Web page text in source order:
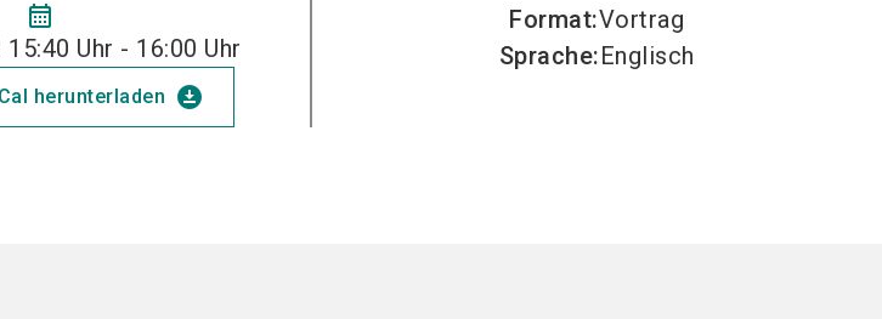
calendar_month
15:40 Uhr - 16:00 Uhr
herunterladen download_for_offline
Format:Vortrag
Sprache:Englisch